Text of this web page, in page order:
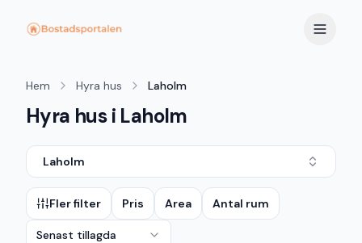
Hem Hyra hus Laholm
Hyra hus i Laholm
Laholm
Fler filter Pris Area Antal rum
Senast tillagda